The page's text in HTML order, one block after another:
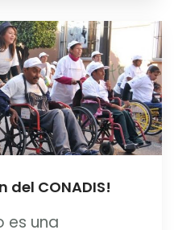
del CONADIS!
es una